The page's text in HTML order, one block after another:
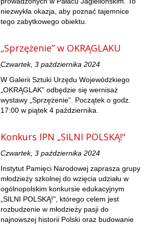
niezwykła okazja, aby poznać tajemnice
tego zabytkowego obiektu.
„Sprzężenie” w OKRĄGLAKU
Czwartek, 3 października 2024
W Galerii Sztuki Urzędu Wojewódzkiego
„OKRĄGLAK” odbędzie się wernisaż
wystawy „Sprzężenie”. Początek o godz.
17:00 w piątek 4 października.
Konkurs IPN „SILNI POLSKĄ!"
Czwartek, 3 października 2024
Instytut Pamięci Narodowej zaprasza grupy
młodzieży szkolnej do wzięcia udziału w
ogólnopolskim konkursie edukacyjnym
„SILNI POLSKĄ!", którego celem jest
rozbudzenie w młodzieży pasji do
najnowszej historii Polski oraz budowanie